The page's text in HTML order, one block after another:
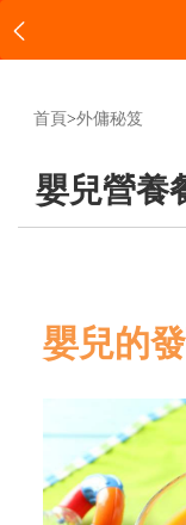
首頁>外傭秘笈
嬰兒營養
嬰兒的